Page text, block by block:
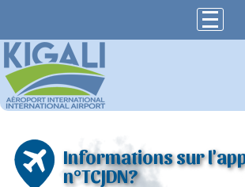
Informations sur
n°TCJDN?